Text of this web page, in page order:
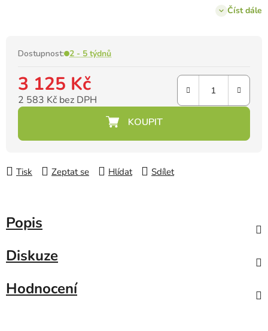
Číst dále
Dostupnost: 2 - 5 týdnů
3 125 Kč
2 583 Kč bez DPH
Měrná cena:
Tisk Zeptat se Hlídat Sdílet
Popis
Diskuze
Hodnocení